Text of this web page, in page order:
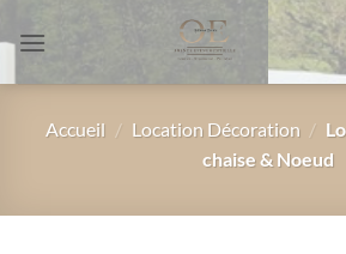
au
Accueil / Location Décoration /
chaise & Noeud